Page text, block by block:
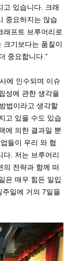
고 있습니다. 크래
중요하지는 않습
래프트 브루어리로
크기보다는 품질이
중요합니다.”
에 인수되며 이슈
성에 관한 생각을
법이라고 생각할
고 있을 수도 있습
에 의한 결과일 뿐
들이 우리 와 협
다. 저는 브루어리
의 전략과 함께 떠
은 매우 힘든 일입
일에 거의 7일을